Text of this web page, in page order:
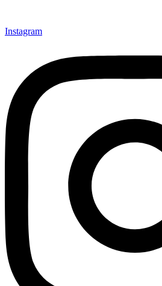
Instagram